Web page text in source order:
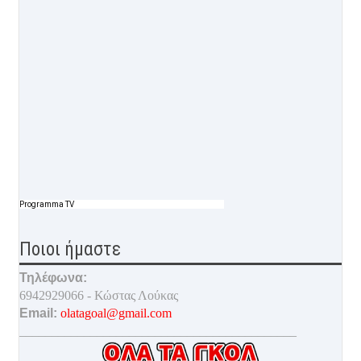
Programma TV
Ποιοι ήμαστε
Τηλέφωνα:
6942929066 - Κώστας Λούκας
Email: olatagoal@gmail.com